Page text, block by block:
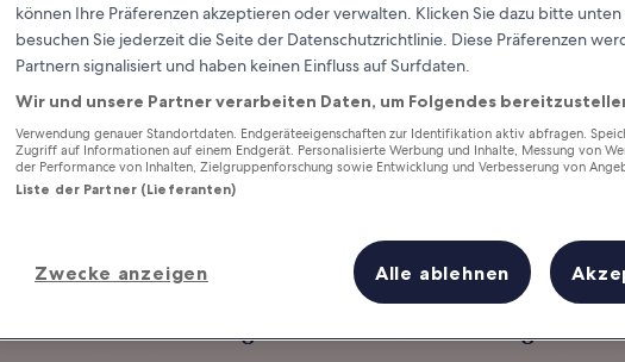
Verdiene Prämien für jede
wahrgenommene Übernachtung
können Ihre Präferenzen akzeptieren oder verwalten. Klicken Sie dazu bitte
besuchen Sie jederzeit die Seite der Datenschutzrichtlinie. Diese Präferenzen
Partnern signalisiert und haben keinen Einfluss auf Surfdaten.
Wir und unsere Partner verarbeiten Daten, um Folgendes
Verwendung genauer Standortdaten. Endgeräteeigenschaften zur Identifikation aktiv abfragen.
Zugriff auf Informationen auf einem Endgerät. Personalisierte Werbung und Inhalte, Messung von
der Performance von Inhalten, Zielgruppenforschung sowie Entwicklung und Verbesserung von
Liste der Partner (Lieferanten)
Zwecke anzeigen Alle ablehnen